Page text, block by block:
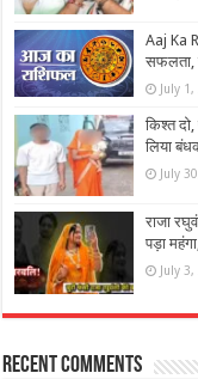
Aaj Ka
सफलता,
July 1,
किश्त
लिया
July
राजा
पड़ा
July
Recent Comments